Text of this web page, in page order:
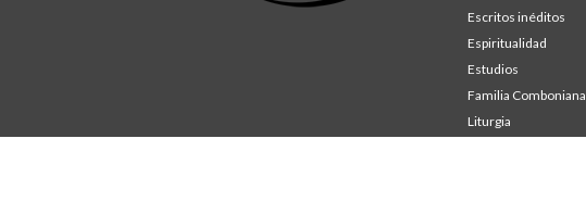
Escritos inéditos
Espiritualidad
Estudios
Familia Comboniana
Liturgia
Studium